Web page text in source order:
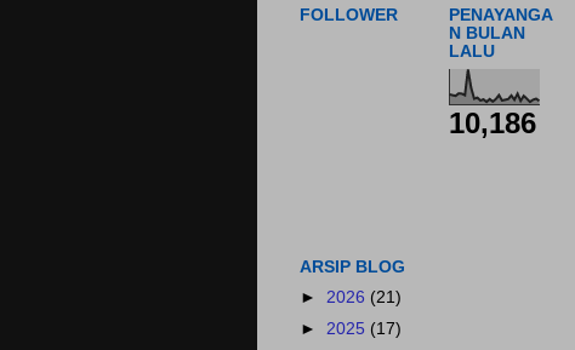
FOLLOWER
PENAYANGA
N BULAN
LALU
10,186
ARSIP BLOG
► 2026 (21)
► 2025 (17)